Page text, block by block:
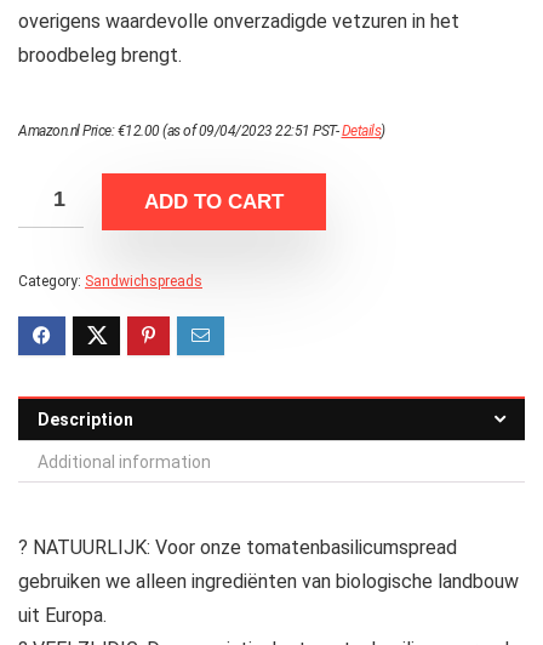
overigens waardevolle onverzadigde vetzuren in het
broodbeleg brengt.
Amazon.nl Price:€12.00(as of 09/04/2023 22:51 PST-Details)
ADD TO CART
Category: Sandwichspreads
Description
Additional information
? NATUURLIJK: Voor onze tomatenbasilicumspread
gebruiken we alleen ingrediënten van biologische landbouw
uit Europa.